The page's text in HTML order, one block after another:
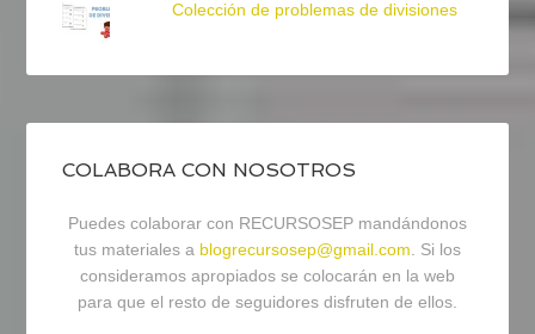
Colección de problemas de divisiones
COLABORA CON NOSOTROS
Puedes colaborar con RECURSOSEP mandándonos
tus materiales a blogrecursosep@gmail.com. Si los
consideramos apropiados se colocarán en la web
para que el resto de seguidores disfruten de ellos.